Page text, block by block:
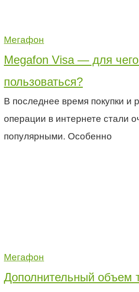
Мегафон
Megafon Visa — для
пользоваться?
В последнее время покупки и
операции в интернете стали
популярными. Особенно
Мегафон
Дополнительный объем